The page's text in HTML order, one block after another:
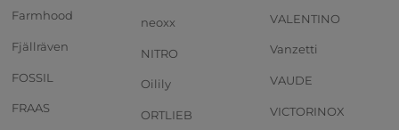
Farmhood
Fjällräven
FOSSIL
FRAAS
neoxx
NITRO
Oilily
ORTLIEB
VALENTINO
Vanzetti
VAUDE
VICTORINOX